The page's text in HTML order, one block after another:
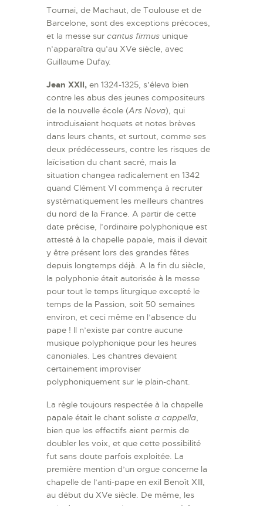
Tournai, de Machaut, de Toulouse et de
Barcelone, sont des exceptions précoces,
et la messe sur cantus firmus unique
n’apparaîtra qu’au XVe siècle, avec
Guillaume Dufay.
Jean XXII, en 1324-1325, s’éleva bien
contre les abus des jeunes compositeurs
de la nouvelle école (Ars Nova), qui
introduisaient hoquets et notes brèves
dans leurs chants, et surtout, comme ses
deux prédécesseurs, contre les risques de
laïcisation du chant sacré, mais la
situation changea radicalement en 1342
quand Clément VI commença à recruter
systématiquement les meilleurs chantres
du nord de la France. A partir de cette
date précise, l’ordinaire polyphonique est
attesté à la chapelle papale, mais il devait
y être présent lors des grandes fêtes
depuis longtemps déjà. A la fin du siècle,
la polyphonie était autorisée à la messe
pour tout le temps liturgique excepté le
temps de la Passion, soit 50 semaines
environ, et ceci même en l’absence du
pape ! Il n’existe par contre aucune
musique polyphonique pour les heures
canoniales. Les chantres devaient
certainement improviser
polyphoniquement sur le plain-chant.
La règle toujours respectée à la chapelle
papale était le chant soliste a cappella,
bien que les effectifs aient permis de
doubler les voix, et que cette possibilité
fut sans doute parfois exploitée. La
première mention d’un orgue concerne la
chapelle de l’anti-pape en exil Benoît XIII,
au début du XVe siècle. De même, les